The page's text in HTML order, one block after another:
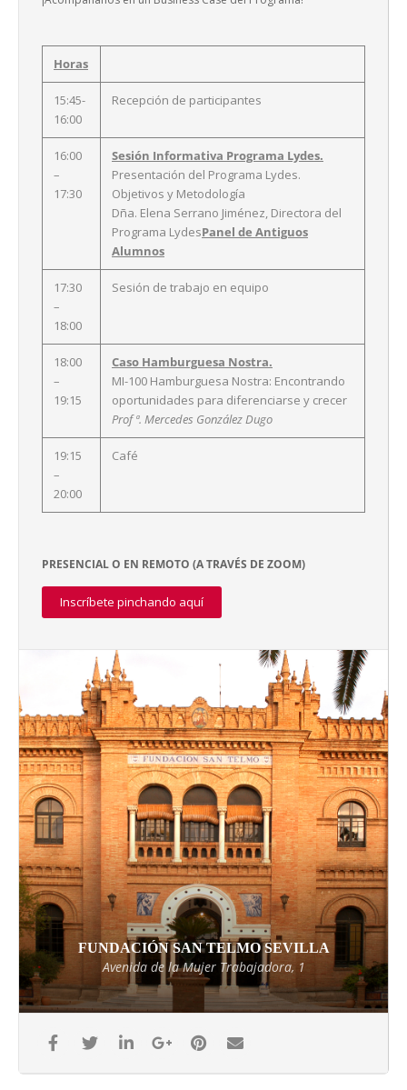
Horas
15:45-
16:00
Recepción de participantes
16:00
–
17:30
Sesión Informativa Programa Lydes.
Presentación del Programa Lydes.
Objetivos y Metodología
Dña. Elena Serrano Jiménez, Directora del
Programa LydesPanel de Antiguos
Alumnos
17:30
–
18:00
Sesión de trabajo en equipo
18:00
–
19:15
Caso Hamburguesa Nostra.
MI-100 Hamburguesa Nostra: Encontrando
oportunidades para diferenciarse y crecer
Prof ª. Mercedes González Dugo
19:15
–
20:00
Café
PRESENCIAL O EN REMOTO (A TRAVÉS DE ZOOM)
Inscríbete pinchando aquí
FUNDACIÓN SAN TELMO SEVILLA
Avenida de la Mujer Trabajadora, 1